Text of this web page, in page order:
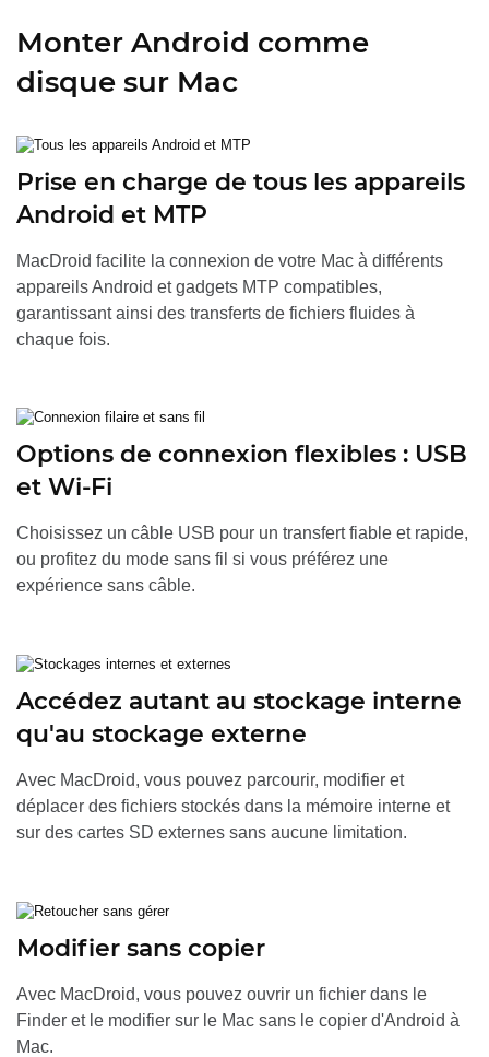
Monter Android comme
disque sur Mac
Prise en charge de tous les appareils
Android et MTP
MacDroid facilite la connexion de votre Mac à différents
appareils Android et gadgets MTP compatibles,
garantissant ainsi des transferts de fichiers fluides à
chaque fois.
Options de connexion flexibles : USB
et Wi-Fi
Choisissez un câble USB pour un transfert fiable et rapide,
ou profitez du mode sans fil si vous préférez une
expérience sans câble.
Accédez autant au stockage interne
qu'au stockage externe
Avec MacDroid, vous pouvez parcourir, modifier et
déplacer des fichiers stockés dans la mémoire interne et
sur des cartes SD externes sans aucune limitation.
Modifier sans copier
Avec MacDroid, vous pouvez ouvrir un fichier dans le
Finder et le modifier sur le Mac sans le copier d'Android à
Mac.